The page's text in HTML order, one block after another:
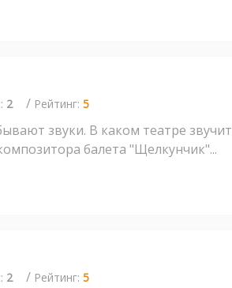
2 / Рейтинг: 5
звуки. В каком театре звучит
балета "Щелкунчик"...
2 / Рейтинг: 5